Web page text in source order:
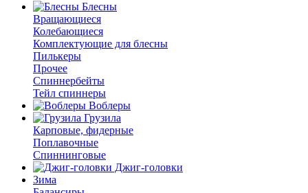
Блесны
Вращающиеся
Колебающиеся
Комплектующие для блесны
Пилькеры
Прочее
Спиннербейты
Тейл спиннеры
Воблеры
Грузила
Карповые, фидерные
Поплавочные
Спиннинговые
Джиг-головки
Зима